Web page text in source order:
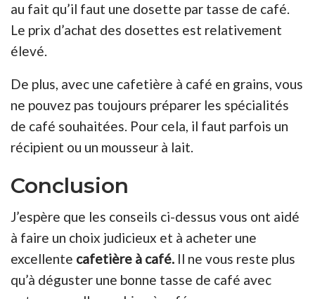
au fait qu’il faut une dosette par tasse de café.
Le prix d’achat des dosettes est relativement
élevé.
De plus, avec une cafetière à café en grains, vous
ne pouvez pas toujours préparer les spécialités
de café souhaitées. Pour cela, il faut parfois un
récipient ou un mousseur à lait.
Conclusion
J’espère que les conseils ci-dessus vous ont aidé
à faire un choix judicieux et à acheter une
excellente cafetière à café. Il ne vous reste plus
qu’à déguster une bonne tasse de café avec